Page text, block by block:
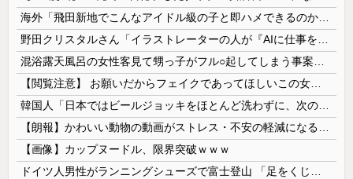
【画像】カップヌードル、限界突破ｗｗｗ